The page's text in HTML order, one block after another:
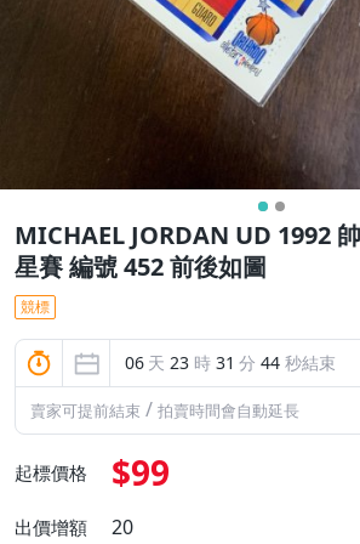
MICHAEL JORDAN UD 1992
星賽 編號 452 前後如圖
競標
06 天 23 時 31 分 43 秒結束
賣家可提前結束 / 拍賣時間會自動延長
起標價格 $99
出價增額 20